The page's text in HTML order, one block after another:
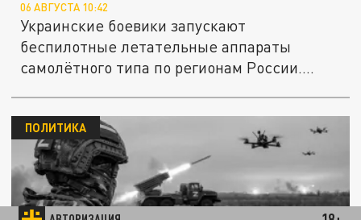
06 АВГУСТА 10:42
Украинские боевики запускают
беспилотные летательные аппараты
самолётного типа по регионам России.
ПОЛИТИКА